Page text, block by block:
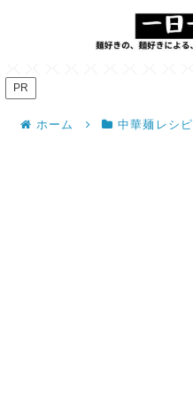
PR
ホーム 中華麺レシピ